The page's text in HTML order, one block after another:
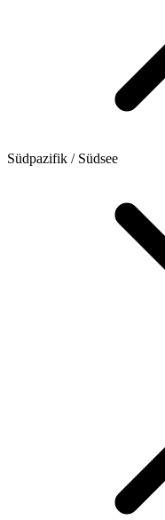
Südpazifik / Südsee